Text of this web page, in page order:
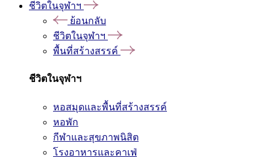
ชีวิตในจุฬาฯ
ย้อนกลับ
ชีวิตในจุฬาฯ
พื้นที่สร้างสรรค์
ชีวิตในจุฬาฯ
หอสมุดและพื้นที่สร้างสรรค์
หอพัก
กีฬาและสุขภาพนิสิต
โรงอาหารและคาเฟ่